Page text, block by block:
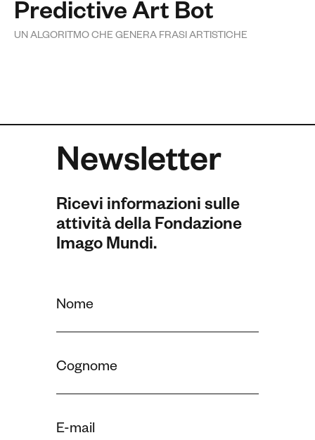
Predictive Art Bot
UN ALGORITMO CHE GENERA FRASI ARTISTICHE
Newsletter
Ricevi informazioni sulle
attività della Fondazione
Imago Mundi.